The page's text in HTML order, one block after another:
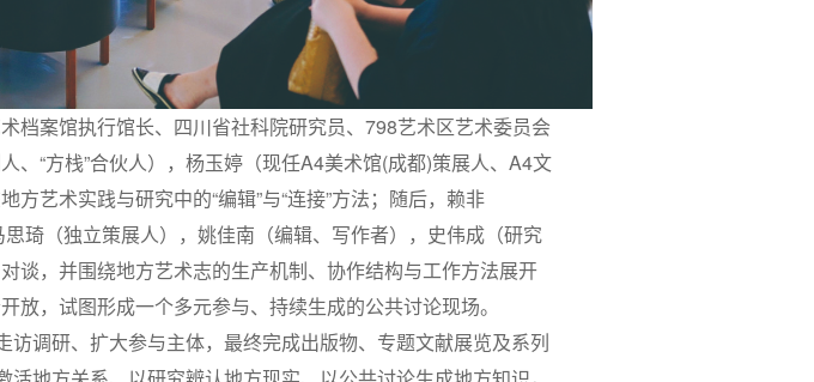
档案馆执行馆长、四川省社科院研究员、798艺术区艺术委员会
“方栈”合伙人），杨玉婷（现任A4美术馆(成都)策展人、A4文
艺术实践与研究中的“编辑”与“连接”方法；随后，赖非
琦（独立策展人），姚佳南（编辑、写作者），史伟成（研究
谈，并围绕地方艺术志的生产机制、协作结构与工作方法展开
，试图形成一个多元参与、持续生成的公共讨论现场。
访调研、扩大参与主体，最终完成出版物、专题文献展览及系列